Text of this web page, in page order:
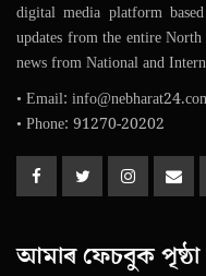
digital media platform
updates from the entire
news from National and
• Email:
• Phone: 91270-20202
আমাৰ ফেচবুক পৃষ্ঠা